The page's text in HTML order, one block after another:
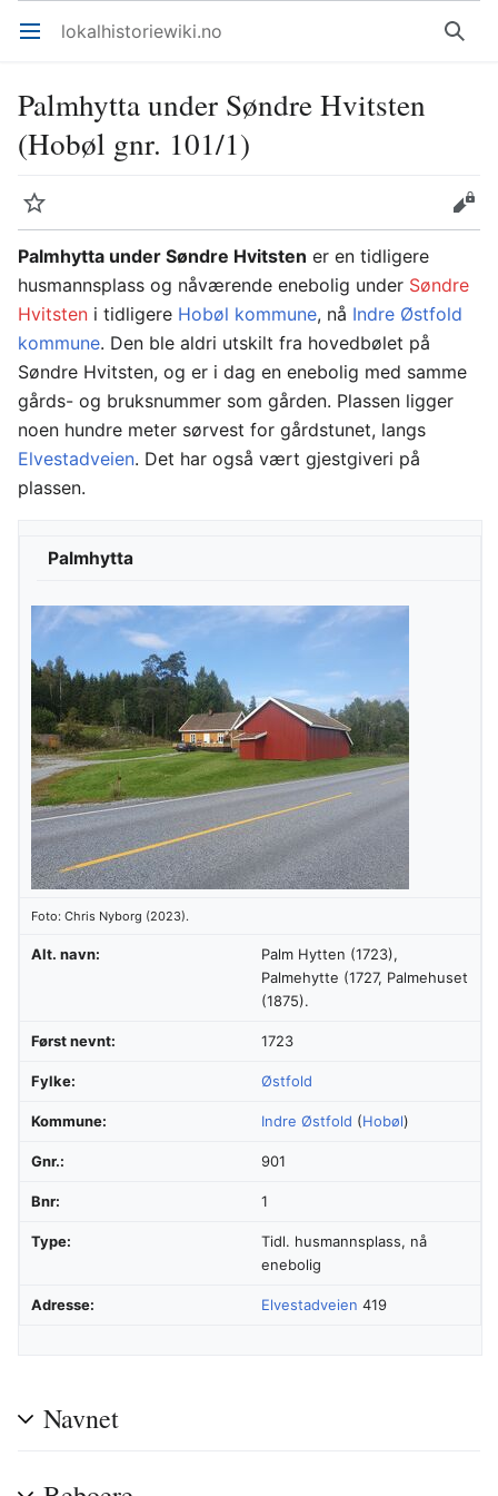
Åpne hovedmenyen lokalhistoriewiki.no Søk
Palmhytta under Søndre Hvitsten
(Hobøl gnr. 101/1)
Overvåk
Rediger
Palmhytta under Søndre Hvitsten er en tidligere
husmannsplass og nåværende enebolig under Søndre
Hvitsten i tidligere Hobøl kommune, nå Indre Østfold
kommune. Den ble aldri utskilt fra hovedbølet på
Søndre Hvitsten, og er i dag en enebolig med samme
gårds- og bruksnummer som gården. Plassen ligger
noen hundre meter sørvest for gårdstunet, langs
Elvestadveien. Det har også vært gjestgiveri på
plassen.
Palmhytta
Foto: Chris Nyborg (2023).
Alt. navn:
Palm Hytten (1723),
Palmehytte (1727, Palmehuset
(1875).
Først nevnt: 1723
Fylke: Østfold
Kommune: Indre Østfold (Hobøl)
Gnr.: 901
Bnr: 1
Type:
Tidl. husmannsplass, nå
enebolig
Adresse: Elvestadveien 419
Navnet